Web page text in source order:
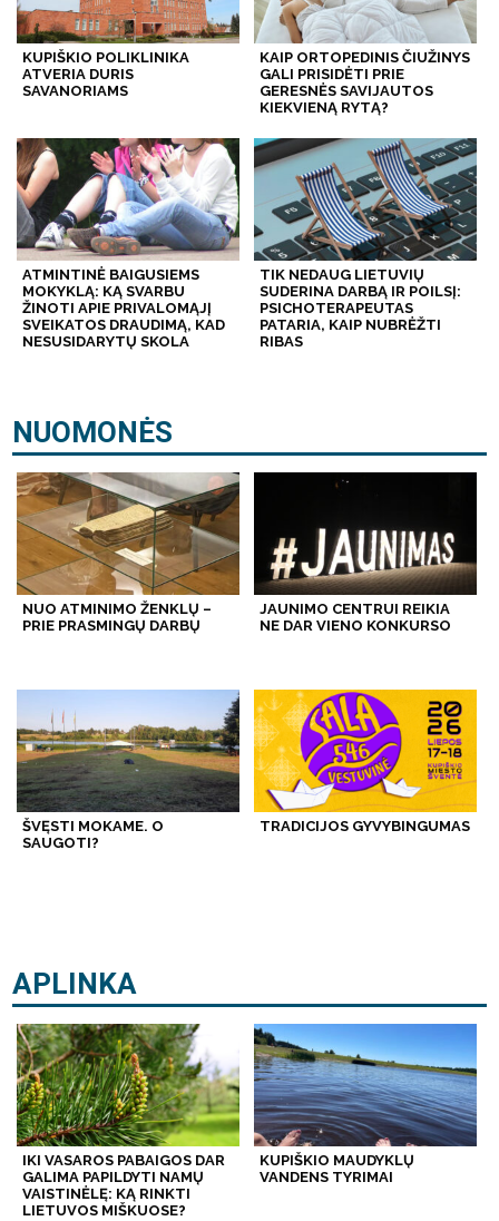
KUPIŠKIO POLIKLINIKA
ATVERIA DURIS
SAVANORIAMS
KAIP ORTOPEDINIS ČIUŽINYS
GALI PRISIDĖTI PRIE
GERESNĖS SAVIJAUTOS
KIEKVIENĄ RYTĄ?
ATMINTINĖ BAIGUSIEMS
MOKYKLĄ: KĄ SVARBU
ŽINOTI APIE PRIVALOMĄJĮ
SVEIKATOS DRAUDIMĄ, KAD
NESUSIDARYTŲ SKOLA
TIK NEDAUG LIETUVIŲ
SUDERINA DARBĄ IR POILSĮ:
PSICHOTERAPEUTAS
PATARIA, KAIP NUBRĖŽTI
RIBAS
NUOMONĖS
NUO ATMINIMO ŽENKLŲ –
PRIE PRASMINGŲ DARBŲ
JAUNIMO CENTRUI REIKIA
NE DAR VIENO KONKURSO
ŠVĘSTI MOKAME. O
SAUGOTI?
TRADICIJOS GYVYBINGUMAS
APLINKA
IKI VASAROS PABAIGOS DAR
GALIMA PAPILDYTI NAMŲ
VAISTINĖLĘ: KĄ RINKTI
LIETUVOS MIŠKUOSE?
KUPIŠKIO MAUDYKLŲ
VANDENS TYRIMAI